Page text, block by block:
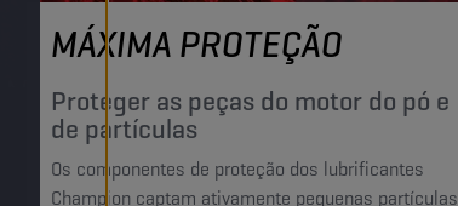
MÁXIMA PROTEÇÃO
Proteger as peças do motor do pó e
de partículas
Os componentes de proteção dos lubrificantes
Champion captam ativamente pequenas partículas